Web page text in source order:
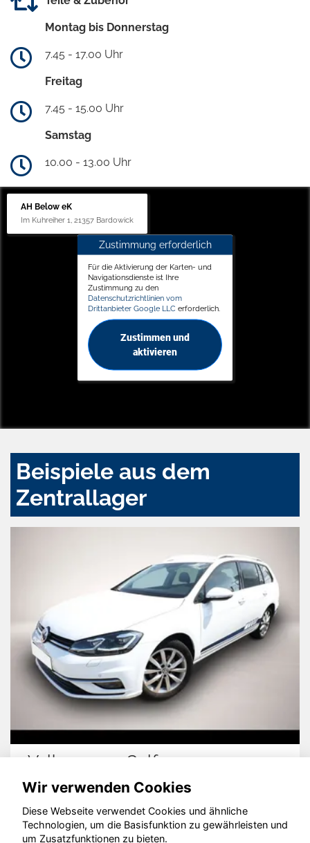
Montag bis Donnerstag
7.45 - 17.00 Uhr
Freitag
7.45 - 15.00 Uhr
Samstag
10.00 - 13.00 Uhr
AH Below eK
Im Kuhreiher 1, 21357 Bardowick
Zustimmung erforderlich
Für die Aktivierung der Karten- und
Navigationsdienste ist Ihre
Zustimmung zu den
Datenschutzrichtlinien vom
Drittanbieter Google LLC erforderlich.
Zustimmen und
aktivieren
Beispiele aus dem
Zentrallager
Volkswagen Golf
© konjunkturmotor.de GmbH 2020 - 2026
Wir verwenden Cookies
Diese Webseite verwendet Cookies und ähnliche
Technologien, um die Basisfunktion zu gewährleisten und
um Zusatzfunktionen zu bieten.